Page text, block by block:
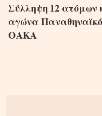
Σύλληψη 12 ατόμων
αγώνα
ΟΑΚΑ